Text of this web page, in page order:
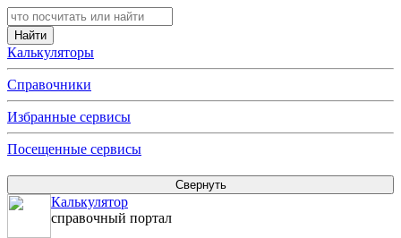
Калькуляторы
Справочники
Избранные сервисы
Посещенные сервисы
Калькулятор
справочный портал